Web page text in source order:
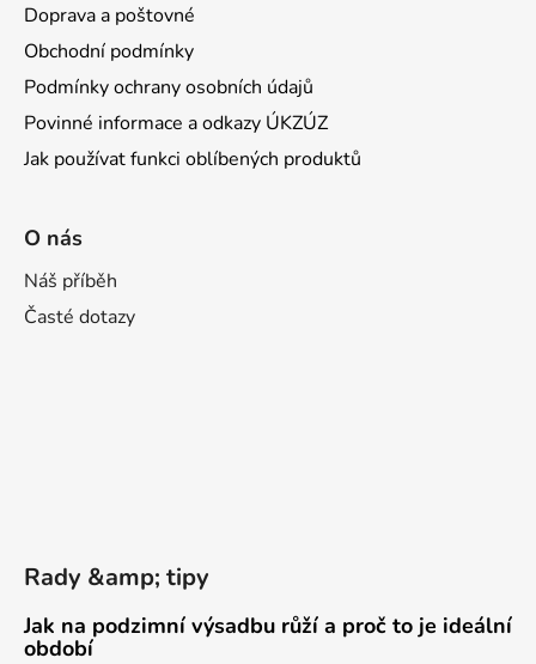
Doprava a poštovné
Obchodní podmínky
Podmínky ochrany osobních údajů
Povinné informace a odkazy ÚKZÚZ
Jak používat funkci oblíbených produktů
O nás
Náš příběh
Časté dotazy
Rady &amp; tipy
Jak na podzimní výsadbu růží a proč to je ideální
období